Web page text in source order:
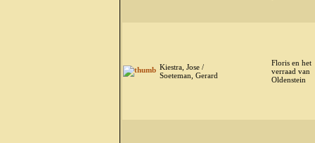
Kiestra, Jose /
Soeteman, Gerard
Floris en het
verraad van
Oldenstein